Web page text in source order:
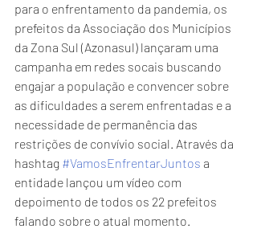
para o enfrentamento da pandemia, os
prefeitos da Associação dos Municípios
da Zona Sul (Azonasul) lançaram uma
campanha em redes socais buscando
engajar a população e convencer sobre
as dificuldades a serem enfrentadas e a
necessidade de permanência das
restrições de convívio social. Através da
hashtag #VamosEnfrentarJuntos a
entidade lançou um vídeo com
depoimento de todos os 22 prefeitos
falando sobre o atual momento.